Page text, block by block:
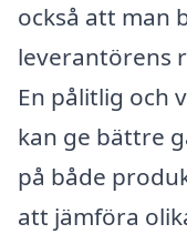
också att man
leverantörens
En pålitlig och
kan ge bättre
på både
att jämföra